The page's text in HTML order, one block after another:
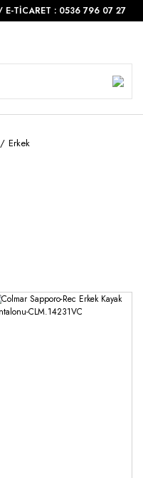
TİCARET : 0536 796 07 27
Erkek